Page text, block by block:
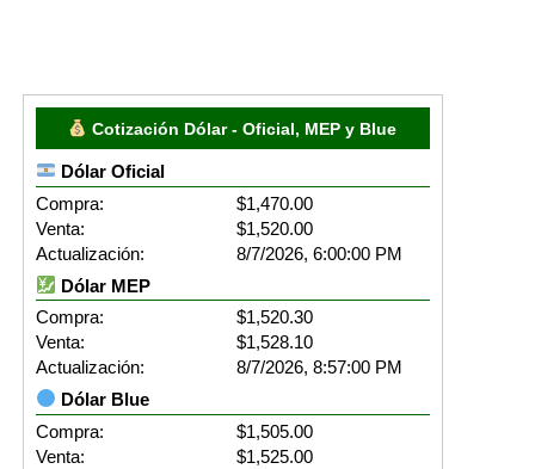
Cotización Dólar - Oficial, MEP y Blue
Dólar Oficial
Compra:
$1,470.00
Venta:
$1,520.00
Actualización:
8/7/2026, 6:00:00 PM
Dólar MEP
Compra:
$1,520.30
Venta:
$1,528.10
Actualización:
8/7/2026, 8:57:00 PM
Dólar Blue
Compra:
$1,505.00
Venta:
$1,525.00